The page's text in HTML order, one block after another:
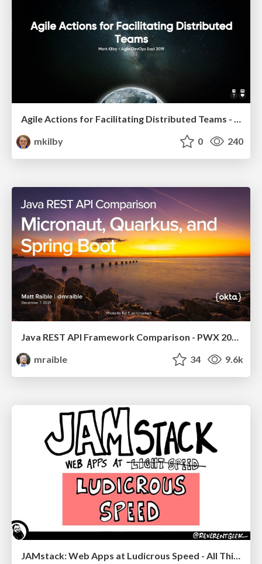
Agile Actions for Facilitating Distributed Teams - ADO2019
mkilby
0 240
Java REST API Framework Comparison - PWX 2021
mraible
34 9.6k
JAMstack: Web Apps at Ludicrous Speed - All Things Open 2022